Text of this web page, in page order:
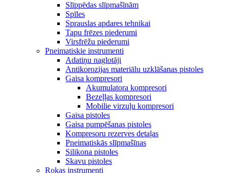
Slīppēdas slīpmašīnām
Spīles
Sprauslas apdares tehnikai
Tapu frēzes piederumi
Virsfrēžu piederumi
Pneimatiskie instrumenti
Adatiņu naglotāji
Antikorozijas materiālu uzklāšanas pistoles
Gaisa kompresori
Akumulatora kompresori
Bezeļļas kompresori
Mobilie virzuļu kompresori
Gaisa pistoles
Gaisa pumpēšanas pistoles
Kompresoru rezerves detaļas
Pneimatiskās slīpmašīnas
Silikona pistoles
Skavu pistoles
Rokas instrumenti